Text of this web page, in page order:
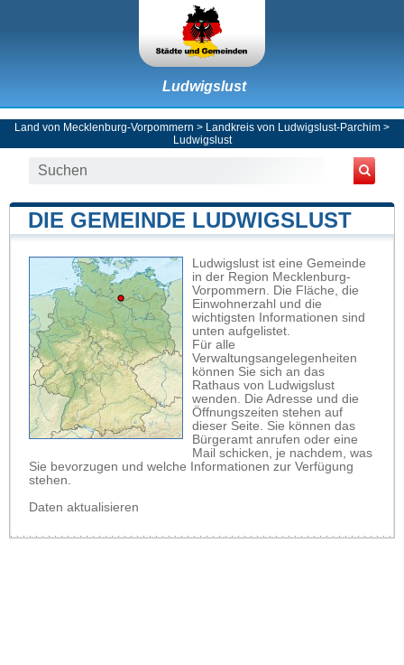
Ludwigslust
Land von Mecklenburg-Vorpommern > Landkreis von Ludwigslust-Parchim >
Ludwigslust
DIE GEMEINDE LUDWIGSLUST
Ludwigslust ist eine Gemeinde
in der Region Mecklenburg-
Vorpommern. Die Fläche, die
Einwohnerzahl und die
wichtigsten Informationen sind
unten aufgelistet.
Für alle
Verwaltungsangelegenheiten
können Sie sich an das
Rathaus von Ludwigslust
wenden. Die Adresse und die
Öffnungszeiten stehen auf
dieser Seite. Sie können das
Bürgeramt anrufen oder eine
Mail schicken, je nachdem, was
Sie bevorzugen und welche Informationen zur Verfügung
stehen.
Daten aktualisieren